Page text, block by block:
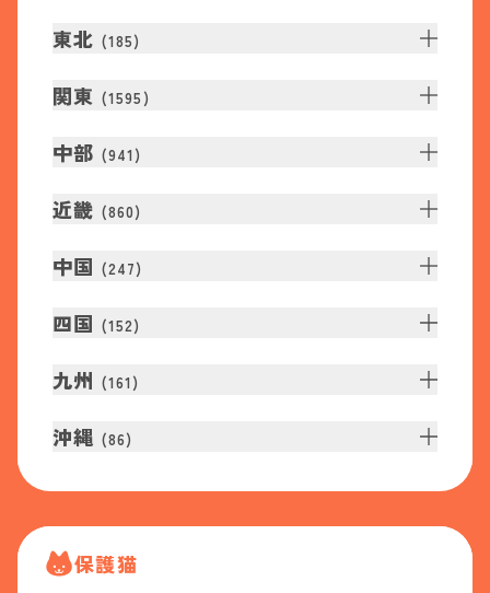
東北 (185)
関東 (1595 )
中部 (941 )
近畿 (860)
中国 (247)
四国 (152)
九州 (161 )
沖縄 (86)
保護猫